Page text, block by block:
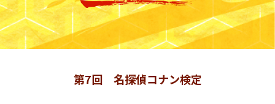
第7回 名探偵コナン検定